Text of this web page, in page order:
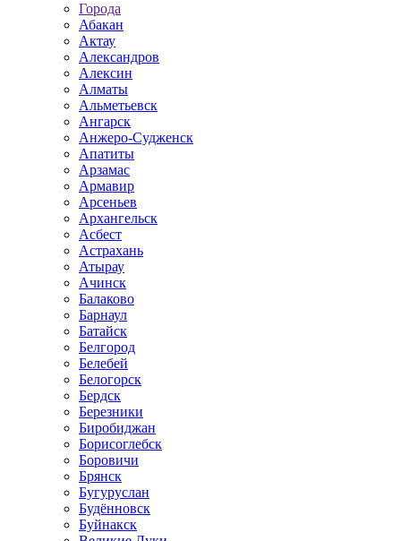
Города
Абакан
Актау
Александров
Алексин
Алматы
Альметьевск
Ангарск
Анжеро-Судженск
Апатиты
Арзамас
Армавир
Арсеньев
Архангельск
Асбест
Астрахань
Атырау
Ачинск
Балаково
Барнаул
Батайск
Белгород
Белебей
Белогорск
Бердск
Березники
Биробиджан
Борисоглебск
Боровичи
Брянск
Бугуруслан
Будённовск
Буйнакск